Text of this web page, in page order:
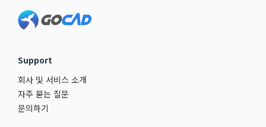
Support
회사 및 서비스 소개
자주 묻는 질문
문의하기